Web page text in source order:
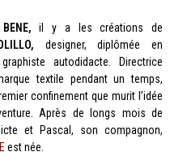
BENE,il y a les créations de
designer, diplômée en
autodidacte. Directrice
textile pendant un temps,
confinement que murit l’idée
Après de longs mois de
et Pascal, son compagnon,
est née.